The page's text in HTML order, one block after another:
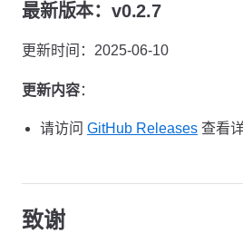
最新版本：v0.2.7
更新时间：2025-06-10
更新内容：
请访问 GitHub Releases 查看
致谢